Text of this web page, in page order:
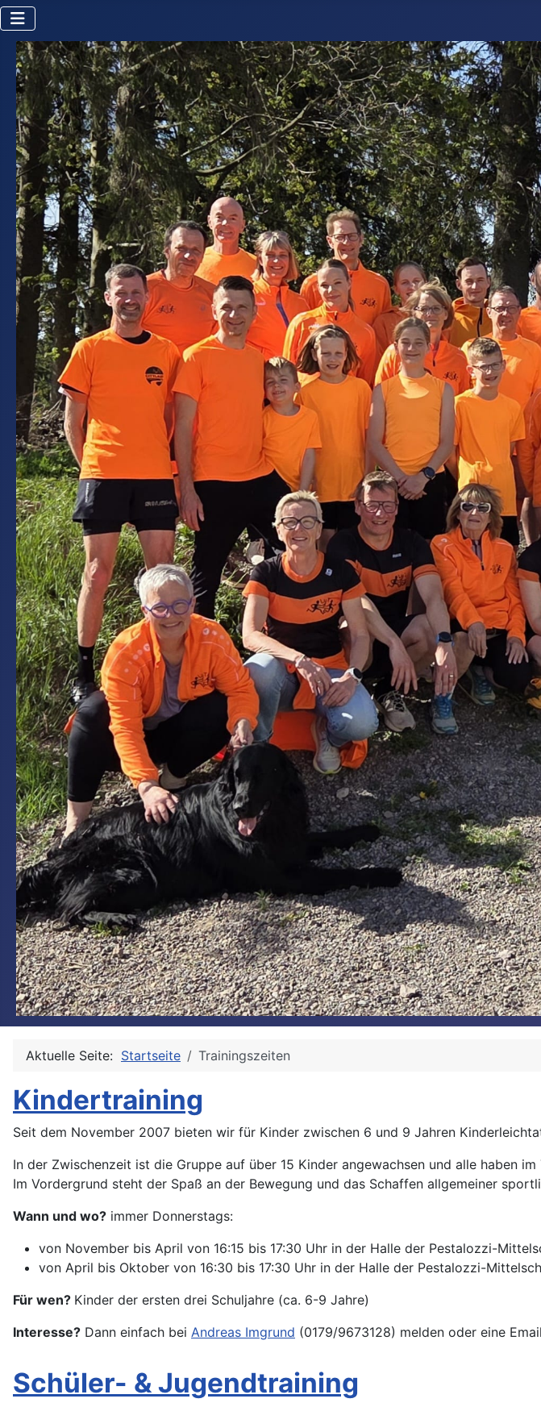
Aktuelle Seite: Startseite Trainingszeiten
Kindertraining
Seit dem November 2007 bieten wir für Kinder zwischen 6 und 9 Jahren
In der Zwischenzeit ist die Gruppe auf über 15 Kinder angewachsen und alle haben
Im Vordergrund steht der Spaß an der Bewegung und das Schaffen allgemeiner
Wann und wo? immer Donnerstags:
von November bis April von 16:15 bis 17:30 Uhr in der Halle der Pestalozzi-
von April bis Oktober von 16:30 bis 17:30 Uhr in der Halle der Pestalozzi-
Für wen? Kinder der ersten drei Schuljahre (ca. 6-9 Jahre)
Interesse? Dann einfach bei Andreas Imgrund (0179/9673128) melden oder eine
Schüler- & Jugendtraining